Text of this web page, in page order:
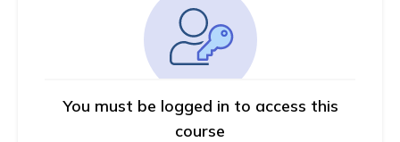
You must be logged in to access this
course